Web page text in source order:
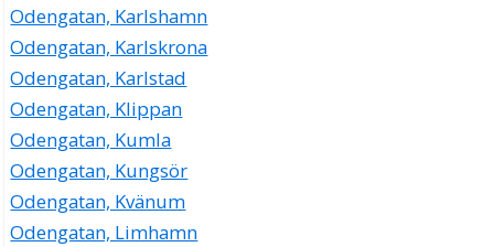
Odengatan, Karlshamn
Odengatan, Karlskrona
Odengatan, Karlstad
Odengatan, Klippan
Odengatan, Kumla
Odengatan, Kungsör
Odengatan, Kvänum
Odengatan, Limhamn